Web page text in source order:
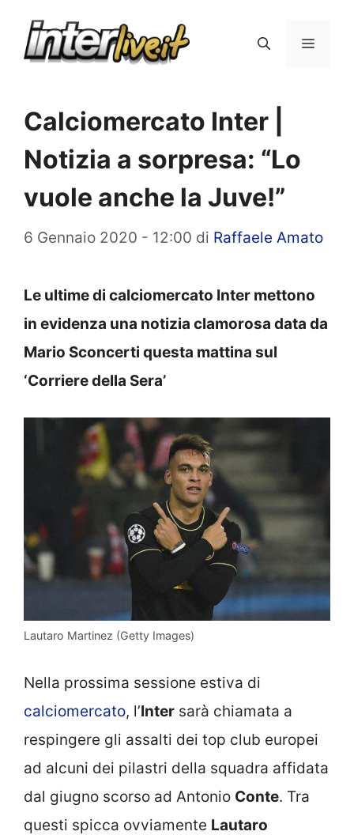
Menu
Calciomercato Inter |
Notizia a sorpresa: “Lo
vuole anche la Juve!”
6 Gennaio 2020 - 12:00 di Raffaele Amato
Le ultime di calciomercato Inter mettono
in evidenza una notizia clamorosa data da
Mario Sconcerti questa mattina sul
‘Corriere della Sera’
Lautaro Martinez (Getty Images)
Nella prossima sessione estiva di
calciomercato, l’Inter sarà chiamata a
respingere gli assalti dei top club europei
ad alcuni dei pilastri della squadra affidata
dal giugno scorso ad Antonio Conte. Tra
questi spicca ovviamente Lautaro